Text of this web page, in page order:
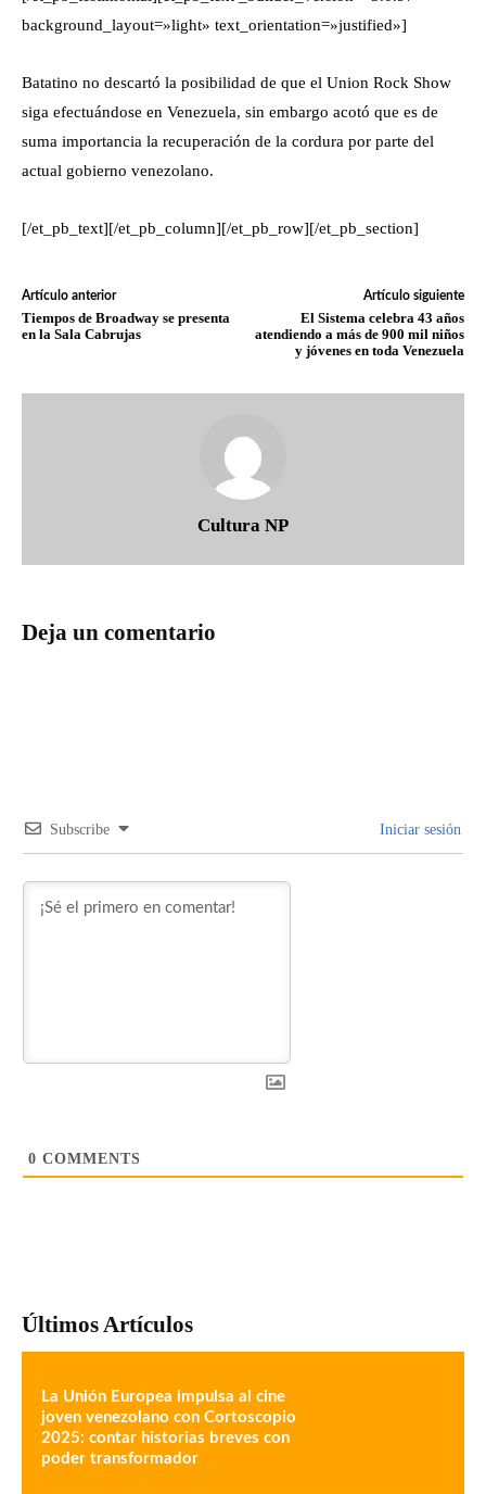
background_layout=»light» text_orientation=»justified»]
Batatino no descartó la posibilidad de que el Union Rock Show
siga efectuándose en Venezuela, sin embargo acotó que es de
suma importancia la recuperación de la cordura por parte del
actual gobierno venezolano.
[/et_pb_text][/et_pb_column][/et_pb_row][/et_pb_section]
Artículo anterior
Tiempos de Broadway se presenta
en la Sala Cabrujas
Artículo siguiente
El Sistema celebra 43 años
atendiendo a más de 900 mil niños
y jóvenes en toda Venezuela
Cultura NP
Deja un comentario
Subscribe Iniciar sesión
0 COMMENTS
Últimos Artículos
La Unión Europea impulsa al cine
joven venezolano con Cortoscopio
2025: contar historias breves con
poder transformador